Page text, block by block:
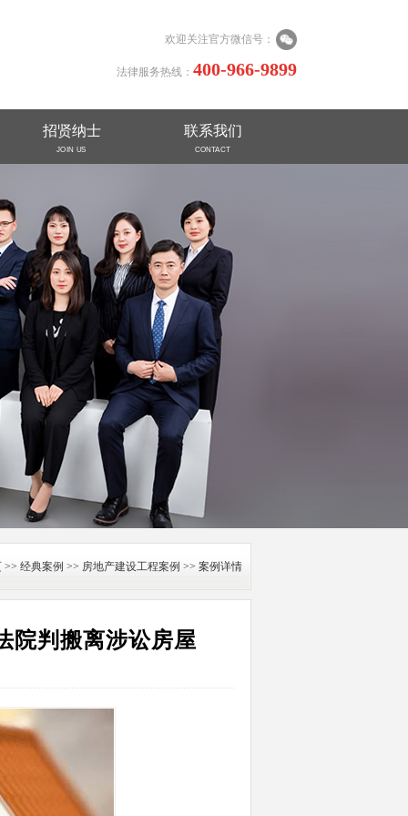
欢迎关注官方微信号：
法律服务热线： 400-966-9899
招贤纳士
JOIN US
联系我们
CONTACT
>> 经典案例 >> 房地产建设工程案例 >> 案例详情
院判搬离涉讼房屋